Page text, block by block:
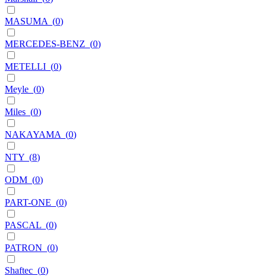
MASUMA (0)
MERCEDES-BENZ (0)
METELLI (0)
Meyle (0)
Miles (0)
NAKAYAMA (0)
NTY (8)
ODM (0)
PART-ONE (0)
PASCAL (0)
PATRON (0)
Shaftec (0)